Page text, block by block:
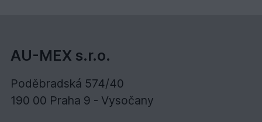
AU-MEX s.r.o.
Poděbradská 574/40
190 00 Praha 9 - Vysočany